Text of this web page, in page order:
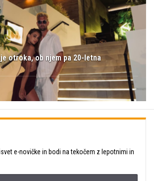
otroka, ob njem pa 20-letna
e-novičke in bodi na tekočem z lepotnimi in